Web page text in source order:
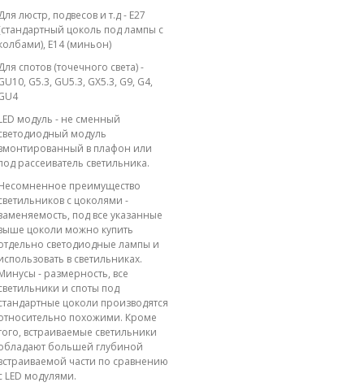
люстр, подвесов и т.д - E27
цоколь под лампы с
E14 (миньон)
спотов (точечного света) -
G5.3, GU5.3, GX5.3, G9, G4,
модуль - не сменный
модуль
в плафон или
рассеиватель светильника.
преимущество
с цоколями -
под все указанные
цоколи можно купить
светодиодные лампы и
в светильниках.
- размерность, все
и споты под
цоколи производятся
похожими. Кроме
встраиваемые светильники
большей глубиной
части по сравнению
LED модулями.